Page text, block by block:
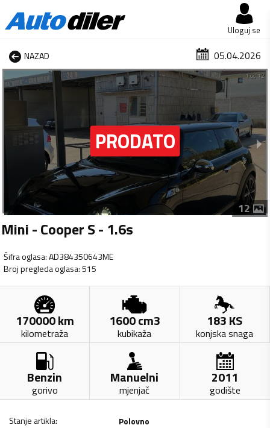
Uloguj se
NAZAD 05.04.2026
1 od 12
12
Mini - Cooper S - 1.6s
Šifra oglasa:AD384350643ME
Broj pregleda oglasa:515
170000km
kilometraža
1600cm3
kubikaža
183KS
konjska snaga
Benzin
gorivo
Manuelni
mjenjač
2011
godište
Stanje artikla:
Polovno